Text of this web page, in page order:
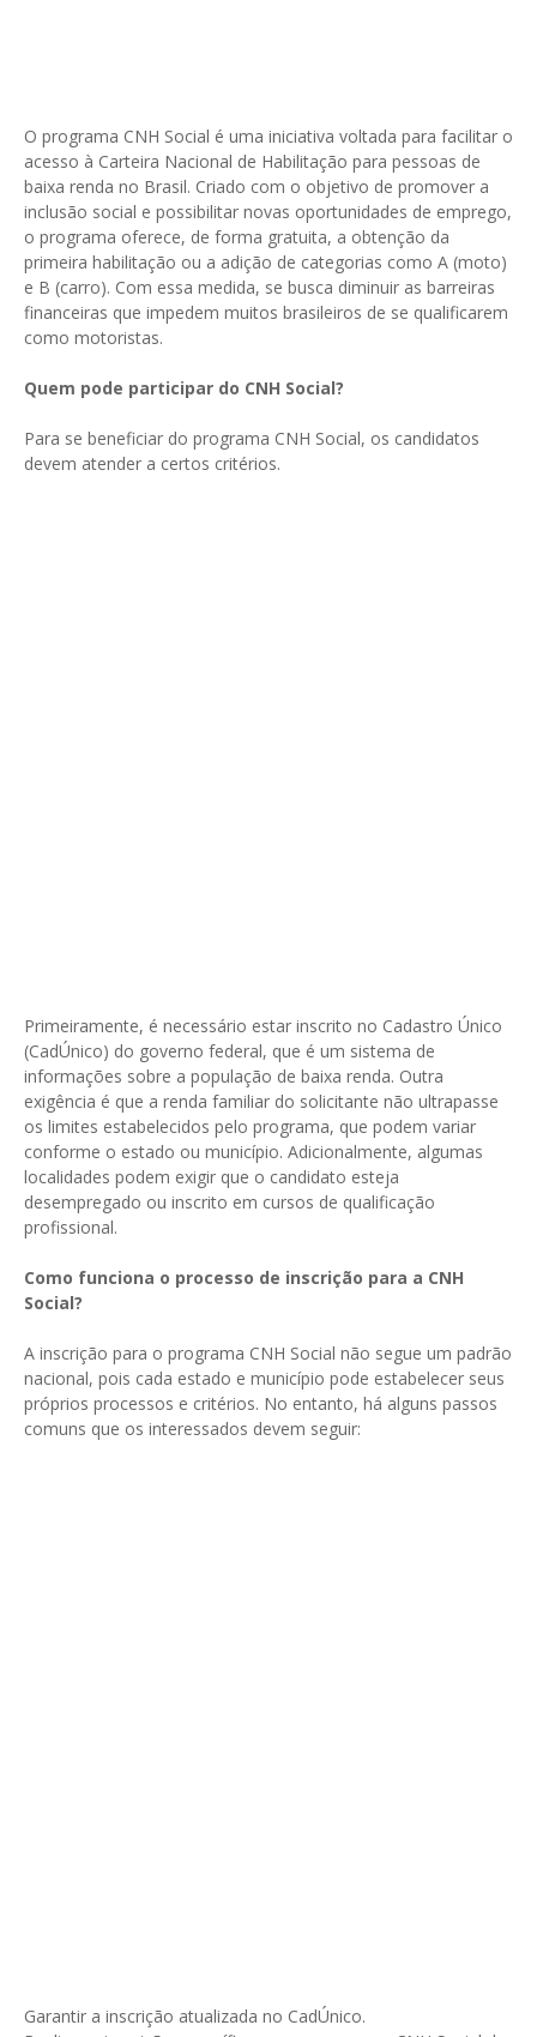
O programa CNH Social é uma iniciativa voltada para facilitar o
acesso à Carteira Nacional de Habilitação para pessoas de
baixa renda no Brasil. Criado com o objetivo de promover a
inclusão social e possibilitar novas oportunidades de emprego,
o programa oferece, de forma gratuita, a obtenção da
primeira habilitação ou a adição de categorias como A (moto)
e B (carro). Com essa medida, se busca diminuir as barreiras
financeiras que impedem muitos brasileiros de se qualificarem
como motoristas.
Quem pode participar do CNH Social?
Para se beneficiar do programa CNH Social, os candidatos
devem atender a certos critérios.
Primeiramente, é necessário estar inscrito no Cadastro Único
(CadÚnico) do governo federal, que é um sistema de
informações sobre a população de baixa renda. Outra
exigência é que a renda familiar do solicitante não ultrapasse
os limites estabelecidos pelo programa, que podem variar
conforme o estado ou município. Adicionalmente, algumas
localidades podem exigir que o candidato esteja
desempregado ou inscrito em cursos de qualificação
profissional.
Como funciona o processo de inscrição para a CNH
Social?
A inscrição para o programa CNH Social não segue um padrão
nacional, pois cada estado e município pode estabelecer seus
próprios processos e critérios. No entanto, há alguns passos
comuns que os interessados devem seguir:
Garantir a inscrição atualizada no CadÚnico.